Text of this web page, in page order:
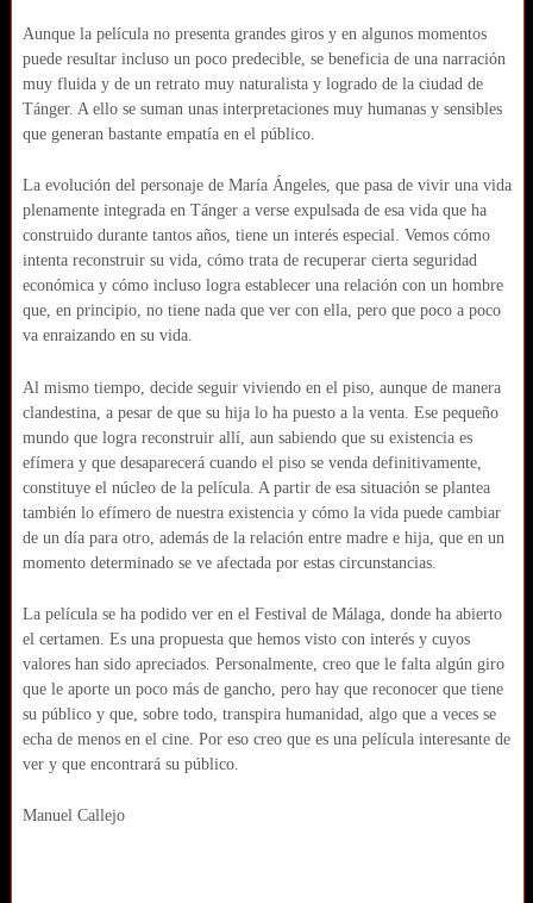
Aunque la película no presenta grandes giros y en algunos momentos
puede resultar incluso un poco predecible, se beneficia de una narración
muy fluida y de un retrato muy naturalista y logrado de la ciudad de
Tánger. A ello se suman unas interpretaciones muy humanas y sensibles
que generan bastante empatía en el público.
La evolución del personaje de María Ángeles, que pasa de vivir una vida
plenamente integrada en Tánger a verse expulsada de esa vida que ha
construido durante tantos años, tiene un interés especial. Vemos cómo
intenta reconstruir su vida, cómo trata de recuperar cierta seguridad
económica y cómo incluso logra establecer una relación con un hombre
que, en principio, no tiene nada que ver con ella, pero que poco a poco
va enraizando en su vida.
Al mismo tiempo, decide seguir viviendo en el piso, aunque de manera
clandestina, a pesar de que su hija lo ha puesto a la venta. Ese pequeño
mundo que logra reconstruir allí, aun sabiendo que su existencia es
efímera y que desaparecerá cuando el piso se venda definitivamente,
constituye el núcleo de la película. A partir de esa situación se plantea
también lo efímero de nuestra existencia y cómo la vida puede cambiar
de un día para otro, además de la relación entre madre e hija, que en un
momento determinado se ve afectada por estas circunstancias.
La película se ha podido ver en el Festival de Málaga, donde ha abierto
el certamen. Es una propuesta que hemos visto con interés y cuyos
valores han sido apreciados. Personalmente, creo que le falta algún giro
que le aporte un poco más de gancho, pero hay que reconocer que tiene
su público y que, sobre todo, transpira humanidad, algo que a veces se
echa de menos en el cine. Por eso creo que es una película interesante de
ver y que encontrará su público.
Manuel Callejo